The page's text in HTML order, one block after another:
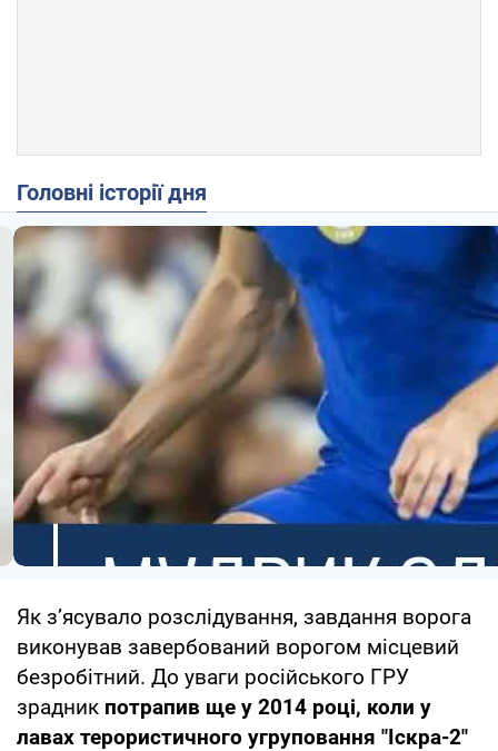
Головні історії дня
Як з’ясувало розслідування, завдання ворога
виконував завербований ворогом місцевий
безробітний. До уваги російського ГРУ
зрадник потрапив ще у 2014 році, коли у
лавах терористичного угруповання "Іскра-2"